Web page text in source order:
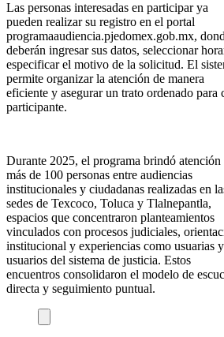
Las personas interesadas en participar ya
pueden realizar su registro en el portal
programaaudiencia.pjedomex.gob.mx,
deberán ingresar sus datos, seleccionar
especificar el motivo de la solicitud. El
permite organizar la atención de manera
eficiente y asegurar un trato ordenado para
participante.
Durante 2025, el programa brindó atención
más de 100 personas entre audiencias
institucionales y ciudadanas realizadas en
sedes de Texcoco, Toluca y Tlalnepantla,
espacios que concentraron planteamientos
vinculados con procesos judiciales,
institucional y experiencias como usuarias y
usuarios del sistema de justicia. Estos
encuentros consolidaron el modelo de
directa y seguimiento puntual.